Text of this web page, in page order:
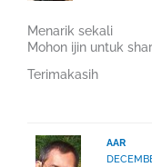
Menarik sekali
Mohon ijin untuk
Terimakasih
AAR